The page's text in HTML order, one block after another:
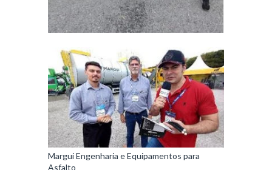
Margui Engenharia e Equipamentos para
Asfalto